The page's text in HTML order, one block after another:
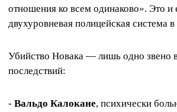
отношения ко всем одинаково». Это и
двухуровневая полицейская система в
Убийство Новака — лишь одно звено
последствий:
- Вальдо Калокане, психически